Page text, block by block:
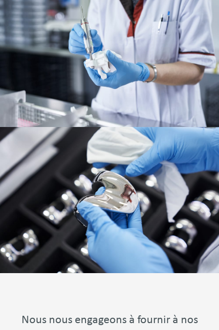
Nous nous engageons à fournir à nos